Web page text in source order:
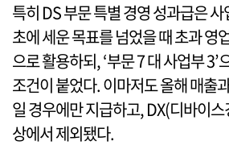
특히 DS 부문 특별 경영 성과급은
초에 세운 목표를 넘었을 때 초과 영
으로 활용하되, ‘부문 7 대 사업부
조건이 붙었다. 이마저도 올해 매출
일 경우에만 지급하고, DX(디바이
상에서 제외됐다.